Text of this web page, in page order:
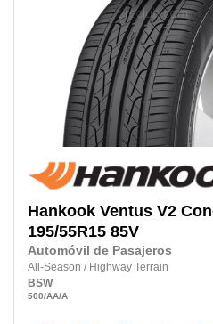
Hankook Ventus V2
195/55R15 85V
Automóvil de Pasajeros
All-Season / Highway Terrain
BSW
500/AA/A